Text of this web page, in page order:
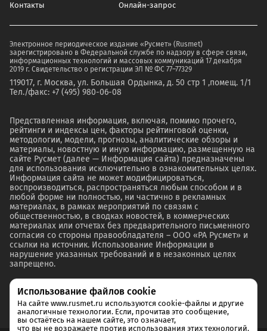
Контакты Онлайн-запрос
Электронное периодическое издание «Русмет» (Rusmet)
зарегистрировано в Федеральной службе по надзору в сфере связи,
информационных технологий и массовых коммуникаций 17 декабря
2019 г. Свидетельство о регистрации ЭЛ № ФС 77–77329
119017, г. Москва, ул. Большая Ордынка, д. 50 стр 1 ,помещ. 1/1
Тел./факс: +7 (495) 980-06-08
Представленная информация, включая, помимо прочего,
рейтинги и индексы цен, факторы рейтинговой оценки,
методологии, модели, прогнозы, аналитические обзоры и
материалы, новостную и иную информацию, размещенную на
сайте Русмет (далее — Информация сайта) предназначены
для использования исключительно в ознакомительных целях.
Информация сайта не может модифицироваться,
воспроизводиться, распространяться любым способом и в
любой форме ни полностью, ни частично в рекламных
материалах, в рамках мероприятий по связям с
общественностью, в сводках новостей, в коммерческих
материалах или отчетах без предварительного письменного
согласия со стороны правообладателя – ООО «РА Русмет» и
ссылки на источник. Использование Информации в
нарушение указанных требований и в незаконных целях
запрещено.
Использование файлов cookie
На сайте www.rusmet.ru используются cookie-файлы и другие
аналогичные технологии. Если, прочитав это сообщение,
вы остаётесь на нашем сайте, это означает,
что вы не возражаете против использования этих технологий.